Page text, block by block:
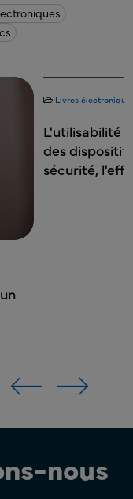
Livres
L'utilisabilité
des
sécurité,
nous